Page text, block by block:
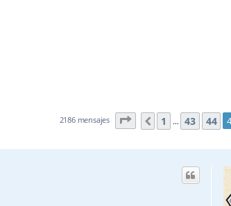
2186 mensajes Página 45de73
Anterior
1 … 43 44